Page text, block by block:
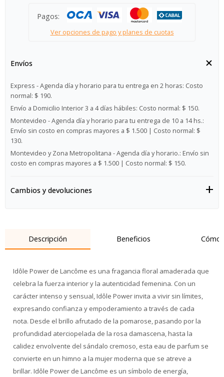
Pagos:
Ver opciones de pago y planes de cuotas
Envíos
Express - Agenda día y horario para tu entrega en 2 horas: Costo
normal: $ 190.
Envío a Domicilio Interior 3 a 4 días hábiles: Costo normal: $ 150.
Montevideo - Agenda día y horario para tu entrega de 10 a 14 hs.:
Envío sin costo en compras mayores a $ 1.500 | Costo normal: $
130.
Montevideo y Zona Metropolitana - Agenda día y horario.: Envío sin
costo en compras mayores a $ 1.500 | Costo normal: $ 150.
Cambios y devoluciones
Descripción Beneficios Cómo
Idôle Power de Lancôme es una fragancia floral amaderada que
celebra la fuerza interior y la autenticidad femenina. Con un
carácter intenso y sensual, Idôle Power invita a vivir sin límites,
expresando confianza y empoderamiento a través de cada
nota. Desde el brillo afrutado de la pomarose, pasando por la
profundidad aterciopelada de la rosa damascena, hasta la
calidez envolvente del sándalo cremoso, esta eau de parfum se
convierte en un himno a la mujer moderna que se atreve a
brillar. Idôle Power de Lancôme es un símbolo de energía,